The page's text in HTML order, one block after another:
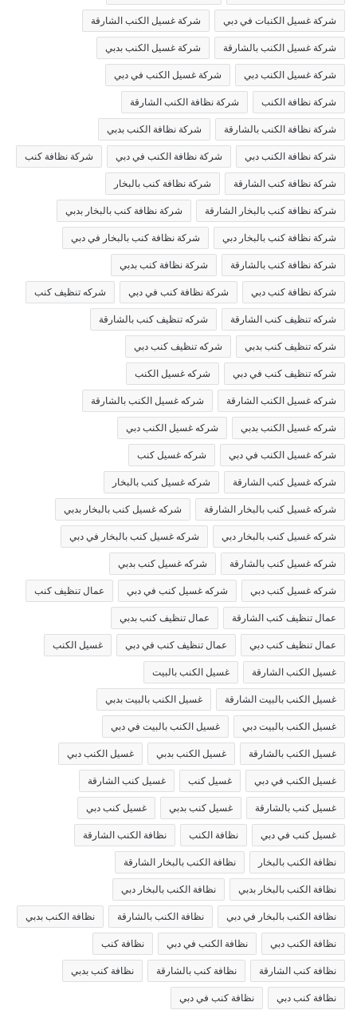
شركة غسيل الكنبات في دبي شركة غسيل الكنب الشارقة
شركة غسيل الكنب بالشارقة شركة غسيل الكنب بدبي
شركة غسيل الكنب دبي شركة غسيل الكنب في دبي
شركة نظافة الكنب شركة نظافة الكنب الشارقة
شركة نظافة الكنب بالشارقة شركة نظافة الكنب بدبي
شركة نظافة الكنب دبي شركة نظافة الكنب في دبي شركة نظافة كنب
شركة نظافة كنب الشارقة شركة نظافة كنب بالبخار
شركة نظافة كنب بالبخار الشارقة شركة نظافة كنب بالبخار بدبي
شركة نظافة كنب بالبخار دبي شركة نظافة كنب بالبخار في دبي
شركة نظافة كنب بالشارقة شركة نظافة كنب بدبي
شركة نظافة كنب دبي شركة نظافة كنب في دبي شركه تنظيف كنب
شركه تنظيف كنب الشارقة شركه تنظيف كنب بالشارقة
شركه تنظيف كنب بدبي شركه تنظيف كنب دبي
شركه تنظيف كنب في دبي شركه غسيل الكنب
شركه غسيل الكنب الشارقة شركه غسيل الكنب بالشارقة
شركه غسيل الكنب بدبي شركه غسيل الكنب دبي
شركه غسيل الكنب في دبي شركه غسيل كنب
شركه غسيل كنب الشارقة شركه غسيل كنب بالبخار
شركه غسيل كنب بالبخار الشارقة شركه غسيل كنب بالبخار بدبي
شركه غسيل كنب بالبخار دبي شركه غسيل كنب بالبخار في دبي
شركه غسيل كنب بالشارقة شركه غسيل كنب بدبي
شركه غسيل كنب دبي شركه غسيل كنب في دبي عمال تنظيف كنب
عمال تنظيف كنب الشارقة عمال تنظيف كنب بدبي
عمال تنظيف كنب دبي عمال تنظيف كنب في دبي غسيل الكنب
غسيل الكنب الشارقة غسيل الكنب بالبيت
غسيل الكنب بالبيت الشارقة غسيل الكنب بالبيت بدبي
غسيل الكنب بالبيت دبي غسيل الكنب بالبيت في دبي
غسيل الكنب بالشارقة غسيل الكنب بدبي غسيل الكنب دبي
غسيل الكنب في دبي غسيل كنب غسيل كنب الشارقة
غسيل كنب بالشارقة غسيل كنب بدبي غسيل كنب دبي
غسيل كنب في دبي نظافة الكنب نظافة الكنب الشارقة
نظافة الكنب بالبخار نظافة الكنب بالبخار الشارقة
نظافة الكنب بالبخار بدبي نظافة الكنب بالبخار دبي
نظافة الكنب بالبخار في دبي نظافة الكنب بالشارقة نظافة الكنب بدبي
نظافة الكنب دبي نظافة الكنب في دبي نظافة كنب
نظافة كنب الشارقة نظافة كنب بالشارقة نظافة كنب بدبي
نظافة كنب دبي نظافة كنب في دبي